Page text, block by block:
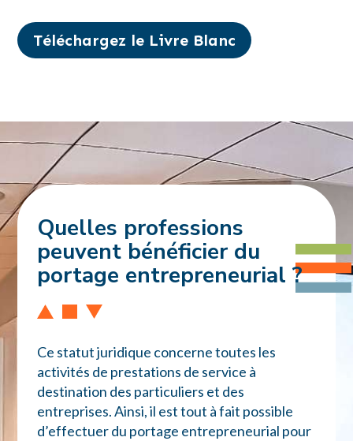
Téléchargez le Livre Blanc
Quelles professions
peuvent bénéficier du
portage entrepreneurial ?
Ce statut juridique concerne toutes les
activités de prestations de service à
destination des particuliers et des
entreprises. Ainsi, il est tout à fait possible
d’effectuer du portage entrepreneurial pour